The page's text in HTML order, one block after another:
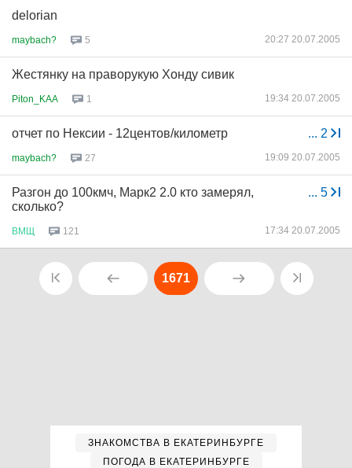
delorian
maybach? 5 20:27 20.07.2005
Жестянку на праворукую Хонду сивик
Piton_KAA 1 19:34 20.07.2005
... 2
отчет по Нексии - 12центов/километр
maybach? 27 19:09 20.07.2005
... 5
Разгон до 100кмч, Марк2 2.0 кто замерял,
сколько?
ВМЩ 121 17:34 20.07.2005
1671
ЗНАКОМСТВА В ЕКАТЕРИНБУРГЕ
ПОГОДА В ЕКАТЕРИНБУРГЕ